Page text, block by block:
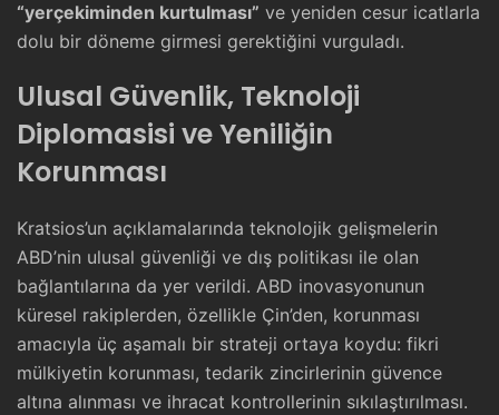
“yerçekiminden kurtulması” ve yeniden cesur icatlarla
dolu bir döneme girmesi gerektiğini vurguladı.
Ulusal Güvenlik, Teknoloji
Diplomasisi ve Yeniliğin
Korunması
Kratsios’un açıklamalarında teknolojik gelişmelerin
ABD’nin ulusal güvenliği ve dış politikası ile olan
bağlantılarına da yer verildi. ABD inovasyonunun
küresel rakiplerden, özellikle Çin’den, korunması
amacıyla üç aşamalı bir strateji ortaya koydu: fikri
mülkiyetin korunması, tedarik zincirlerinin güvence
altına alınması ve ihracat kontrollerinin sıkılaştırılması.